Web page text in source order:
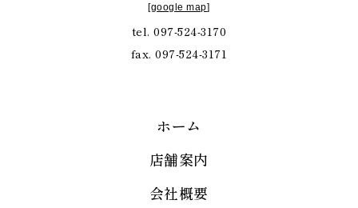
[google map]
tel. 097-524-3170
fax. 097-524-3171
ホーム
店舗案内
会社概要